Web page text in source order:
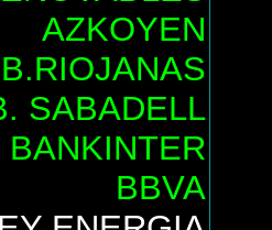
AZKOYEN
B.RIOJANAS
SABADELL
BANKINTER
BBVA